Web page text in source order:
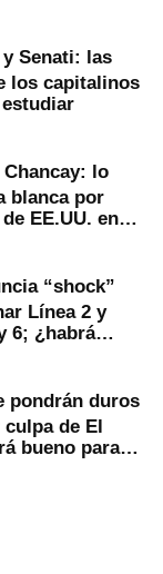
y Senati: las
los capitalinos
lo
blanca por
EE.UU. en
“shock”
Línea 2 y
6; ¿habrá
pondrán duros
de El
bueno para